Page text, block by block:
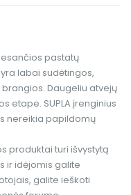
pastatų
labai sudėtingos,
Daugeliu atvejų
etape. SUPLA įrenginius
nereikia papildomų
produktai turi išvystytą
ir idėjomis galite
galite ieškoti